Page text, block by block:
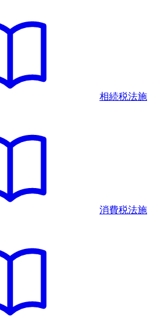
相続税法施
消費税法施